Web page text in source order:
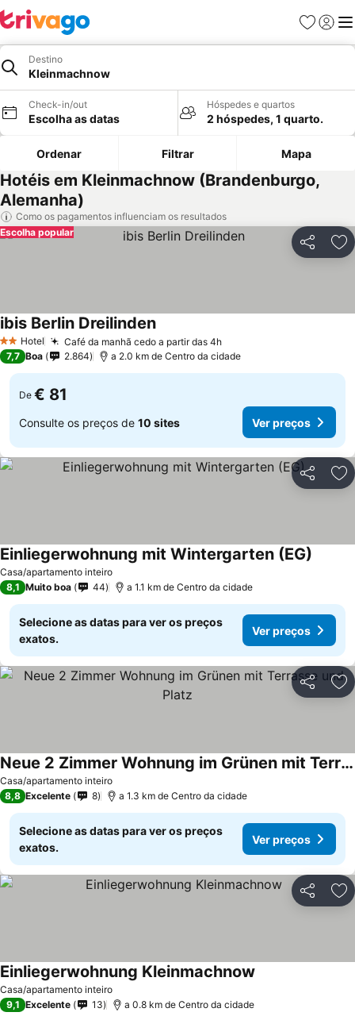
Favoritos
Iniciar
Destino
Kleinmachnow
Check-in/out
Escolha as datas
Hóspedes e quartos
2 hóspedes, 1 quarto.
Ordenar Filtrar Mapa
Hotéis em Kleinmachnow (Brandenburgo,
Alemanha)
Como os pagamentos influenciam os resultados
Partilhar
Escolha popular
2 Estrelas
Hotel Café da manhã cedo a partir das 4h
ibis Berlin Dreilinden
7,7 Boa 2.864 a 2.0 km de Centro da cidade
De € 81
Consulte os preços de 10 sites Ver preços
Partilhar
Casa/apartamento inteiro
Einliegerwohnung mit Wintergarten (EG)
8,1 Muito boa 44 a 1.1 km de Centro da cidade
Selecione as datas para ver os preços
exatos.
Ver preços
Partilhar
Casa/apartamento inteiro
Neue 2 Zimmer Wohnung im Grünen mit Terrasse und Platz
8,8 Excelente 8 a 1.3 km de Centro da cidade
Selecione as datas para ver os preços
exatos.
Ver preços
Partilhar
Casa/apartamento inteiro
Einliegerwohnung Kleinmachnow
9,1 Excelente 13 a 0.8 km de Centro da cidade